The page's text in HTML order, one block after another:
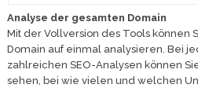
Analyse der gesamten Domain
Mit der Vollversion des Tools können
Domain auf einmal analysieren. Bei
zahlreichen SEO-Analysen können
sehen, bei wie vielen und welchen